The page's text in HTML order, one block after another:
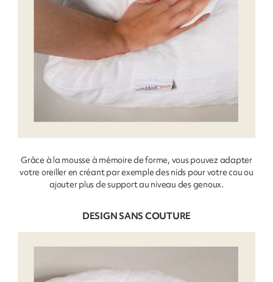
Grâce à la mousse à mémoire de forme, vous pouvez adapter
votre oreiller en créant par exemple des nids pour votre cou ou
ajouter plus de support au niveau des genoux.
DESIGN SANS COUTURE